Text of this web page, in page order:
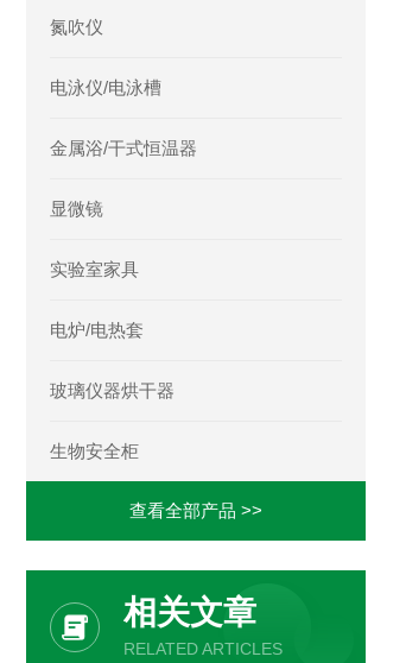
氮吹仪
电泳仪/电泳槽
金属浴/干式恒温器
显微镜
实验室家具
电炉/电热套
玻璃仪器烘干器
生物安全柜
查看全部产品 >>
相关文章
RELATED ARTICLES